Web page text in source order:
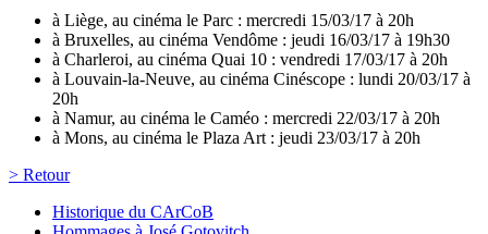
à Liège, au cinéma le Parc : mercredi 15/03/17 à 20h
à Bruxelles, au cinéma Vendôme : jeudi 16/03/17 à 19h30
à Charleroi, au cinéma Quai 10 : vendredi 17/03/17 à 20h
à Louvain-la-Neuve, au cinéma Cinéscope : lundi 20/03/17 à
20h
à Namur, au cinéma le Caméo : mercredi 22/03/17 à 20h
à Mons, au cinéma le Plaza Art : jeudi 23/03/17 à 20h
> Retour
Historique du CArCoB